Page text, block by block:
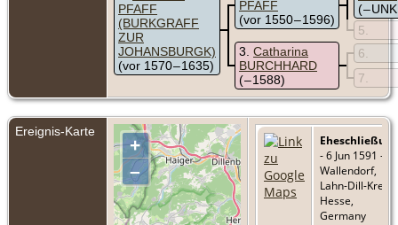
PFAFF
(BURKGRAFF
ZUR
JOHANSBURGK)
(vor 1570 – 1635)
PFAFF
(vor 1550 – 1596)
( –
5
3 Catharina
BURCHHARD
( – 1588)
6
7
Ereignis-Karte
+
–
Eheschließung
- 6 Jun 1591 -
Wallendorf,
Lahn-Dill-Kreis,
Hesse,
Germany